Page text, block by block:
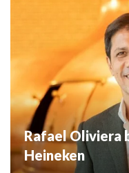
Rafael Oliviera
Heineken